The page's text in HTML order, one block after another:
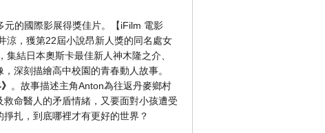
的國際影展得獎佳片。【iFilm 電影
涼，獲第22屆小說昂新人獎的同名處女
結日本奧斯卡最佳新人神木隆之介、
深刻描繪高中校園的青春動人故事。
。故事描述主角Anton為往返丹麥鄉村
命醫人的矛盾情緒，又要面對小孩遭受
扎，到底哪裡才有更好的世界？